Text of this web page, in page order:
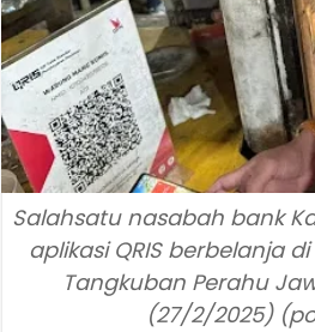
Salahsatu nasabah bank
aplikasi QRIS berbelanja
Tangkuban Perahu
(27/2/2025)